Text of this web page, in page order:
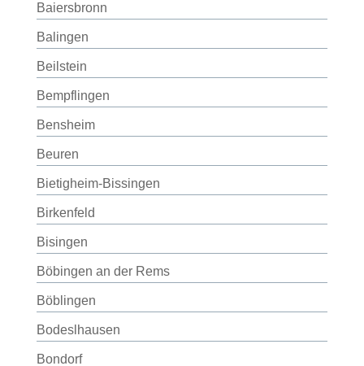
Baiersbronn
Balingen
Beilstein
Bempflingen
Bensheim
Beuren
Bietigheim-Bissingen
Birkenfeld
Bisingen
Böbingen an der Rems
Böblingen
Bodeslhausen
Bondorf